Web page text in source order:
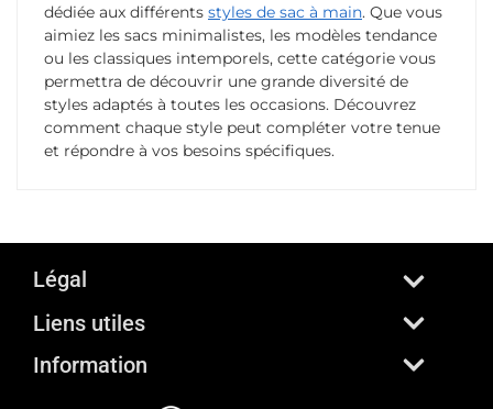
dédiée aux différents styles de sac à main. Que vous
aimiez les sacs minimalistes, les modèles tendance
ou les classiques intemporels, cette catégorie vous
permettra de découvrir une grande diversité de
styles adaptés à toutes les occasions. Découvrez
comment chaque style peut compléter votre tenue
et répondre à vos besoins spécifiques.
Légal
Liens utiles
Information